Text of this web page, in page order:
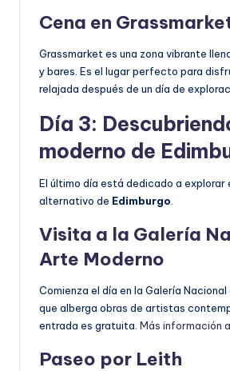
Cena en
Grassmarket es una zona vibrante
y bares. Es el lugar perfecto para
relajada después de un día de
Día 3:
moderno de
El último día está dedicado a explorar
alternativo de Edimburgo
Visita a la Galería
Arte Moderno
Comienza el día en la Galería Nacional
que alberga obras de artistas
entrada es gratuita. Más información
Paseo por Leith